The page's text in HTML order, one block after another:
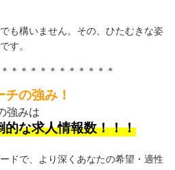
も構いません。その、ひたむきな姿
す。
＊＊＊＊＊＊＊＊＊＊＊
の強み！
強みは
な求人情報数！！！
ドで、より深くあなたの希望・適性